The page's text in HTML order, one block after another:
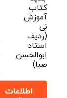
کتاب
آموزش
نی
(ردیف
استاد
ابوالحسن
صبا)
اطلاعات